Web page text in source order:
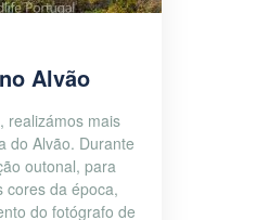
Alvão
realizámos mais
do Alvão. Durante
outonal, para
cores da época,
do fotógrafo de